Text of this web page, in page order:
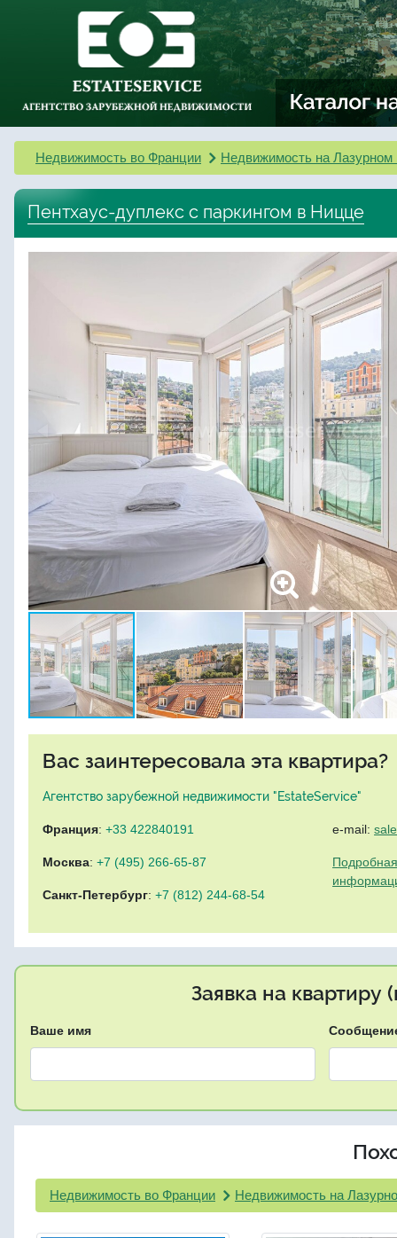
Недвижимость во Франции Недвижимость на Лазурном
Пентхаус-дуплекс с паркингом в Ницце
Вас заинтересовала эта квартира?
Агентство зарубежной недвижимости "EstateService"
Франция: +33 422840191
Москва: +7 (495) 266-65-87
Санкт-Петербург: +7 (812) 244-68-54
e-mail:
Заявка на квартиру
Ваше имя
Недвижимость во Франции Недвижимость на